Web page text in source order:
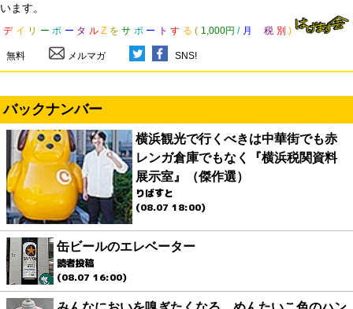
います。
デ イ リ ー ポ ー タ ル Z を サ ポ ー ト す る ( 1,000円 / 月 税 別 )
無料 メルマガ SNS!
バックナンバー
横浜観光で行くべきは中華街でも赤
レンガ倉庫でもなく『横浜税関資料
展示室』（傑作選）
りばすと
(08.07 18:00)
缶ビールのエレベーター
読者投稿
(08.07 16:00)